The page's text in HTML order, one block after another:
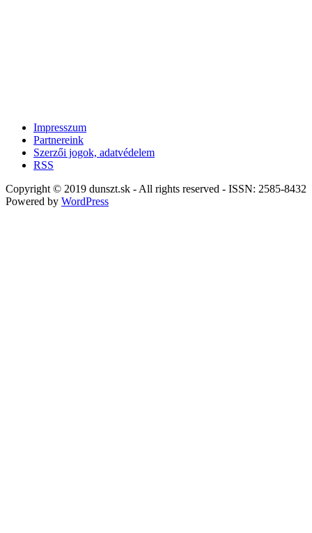
Impresszum
Partnereink
Szerzői jogok, adatvédelem
RSS
Copyright © 2019 dunszt.sk - All rights reserved - ISSN: 2585-8432
Powered by WordPress